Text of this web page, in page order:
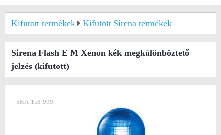
Kifutott termékek Kifutott Sirena termékek
Sirena Flash E M Xenon kék megkülönböztető
jelzés (kifutott)
SRA-158-999